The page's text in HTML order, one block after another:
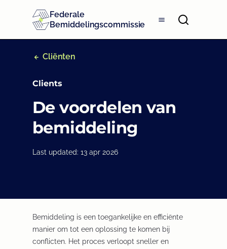
Federale
Bemiddelingscommissie
Cliënten
Clients
De voordelen van
bemiddeling
Last updated: 13 apr 2026
Bemiddeling is een toegankelijke en efficiënte
manier om tot een oplossing te komen bij
conflicten. Het proces verloopt sneller en